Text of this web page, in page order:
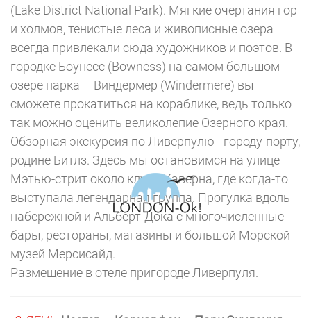
(Lake District National Park). Мягкие очертания гор
и холмов, тенистые леса и живописные озера
всегда привлекали сюда художников и поэтов. В
городке Боунесс (Bowness) на самом большом
озере парка – Виндермер (Windermere) вы
сможете прокатиться на кораблике, ведь только
так можно оценить великолепие Озерного края.
Обзорная экскурсия по Ливерпулю - городу-порту,
родине Битлз. Здесь мы остановимся на улице
Мэтью-стрит около клуба Каверна, где когда-то
выступала легендарная группа. Прогулка вдоль
набережной и Альберт-Дока с многочисленные
бары, рестораны, магазины и большой Морской
музей Мерсисайд.
Размещение в отеле пригороде Ливерпуля.